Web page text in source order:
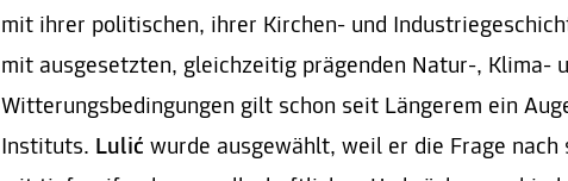
mit ihrer politischen, ihrer Kirchen- und
mit ausgesetzten, gleichzeitig prägenden Natur-, Klima-
Witterungsbedingungen gilt schon seit Längerem ein
Instituts. Lulić wurde ausgewählt, weil er die Frage nach